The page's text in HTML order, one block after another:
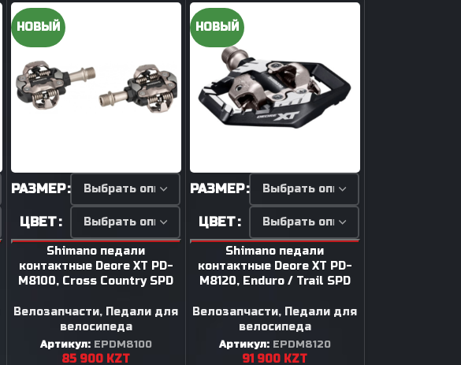
НОВЫЙ
РАЗМЕР
ЦВЕТ
Shimano педали
контактные Deore XT PD-
M8100, Cross Country SPD
Велозапчасти, Педали для
велосипеда
Артикул: EPDM8100
85 900 KZT
НОВЫЙ
РАЗМЕР
ЦВЕТ
Shimano педали
контактные Deore XT PD-
M8120, Enduro / Trail SPD
Велозапчасти, Педали для
велосипеда
Артикул: EPDM8120
91 900 KZT